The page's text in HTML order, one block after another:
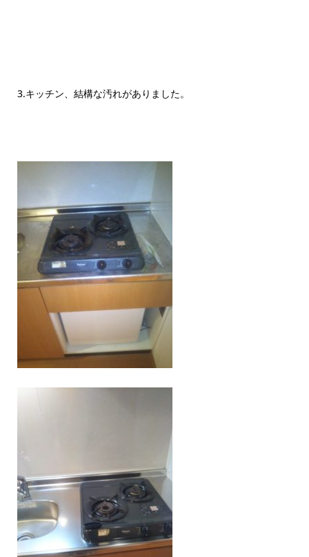
3.キッチン、結構な汚れがありました。